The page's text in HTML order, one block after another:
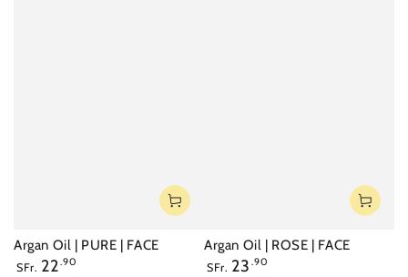
Argan Oil | PURE | FACE
Regulärer
SFr. 22 .90
Argan Oil | ROSE | FACE
Regulärer
SFr. 23 .90